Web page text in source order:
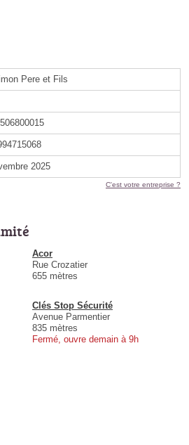
Pere et Fils
2025
C'est votre entreprise ?
Acor
Rue Crozatier
655 mètres
Clés Stop Sécurité
Avenue Parmentier
835 mètres
Fermé, ouvre demain à 9h